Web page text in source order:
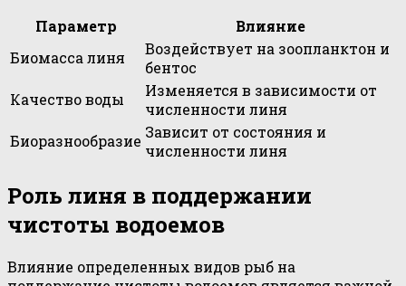
Параметр
Влияние
Биомасса линя
Воздействует на зоопланктон и
бентос
Качество воды
Изменяется в зависимости от
численности линя
Биоразнообразие Зависит от состояния и
численности линя
Роль линя в поддержании
чистоты водоемов
Влияние определенных видов рыб на